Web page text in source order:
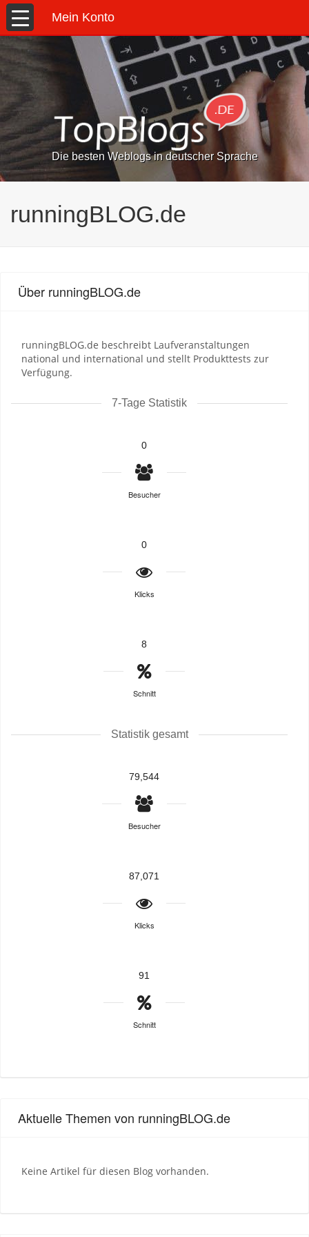
Mein Konto
Die besten Weblogs in deutscher Sprache
runningBLOG.de
Über runningBLOG.de
runningBLOG.de beschreibt Laufveranstaltungen
national und international und stellt Produkttests zur
Verfügung.
7-Tage Statistik
0
Besucher
0
Klicks
8
Schnitt
Statistik gesamt
79,544
Besucher
87,071
Klicks
91
Schnitt
Aktuelle Themen von runningBLOG.de
Keine Artikel für diesen Blog vorhanden.